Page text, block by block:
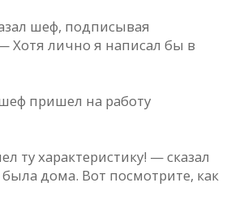
шеф, подписывая
Хотя лично я написал бы в
пришел на работу
ту характеристику! — сказал
дома. Вот посмотрите, как